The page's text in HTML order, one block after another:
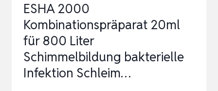
ESHA 2000
Kombinationspräparat 20ml
für 800 Liter
Schimmelbildung bakterielle
Infektion Schleim…